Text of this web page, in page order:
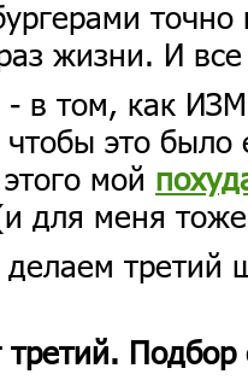
жизни. И
- в том, как
это
мой
для меня
третий